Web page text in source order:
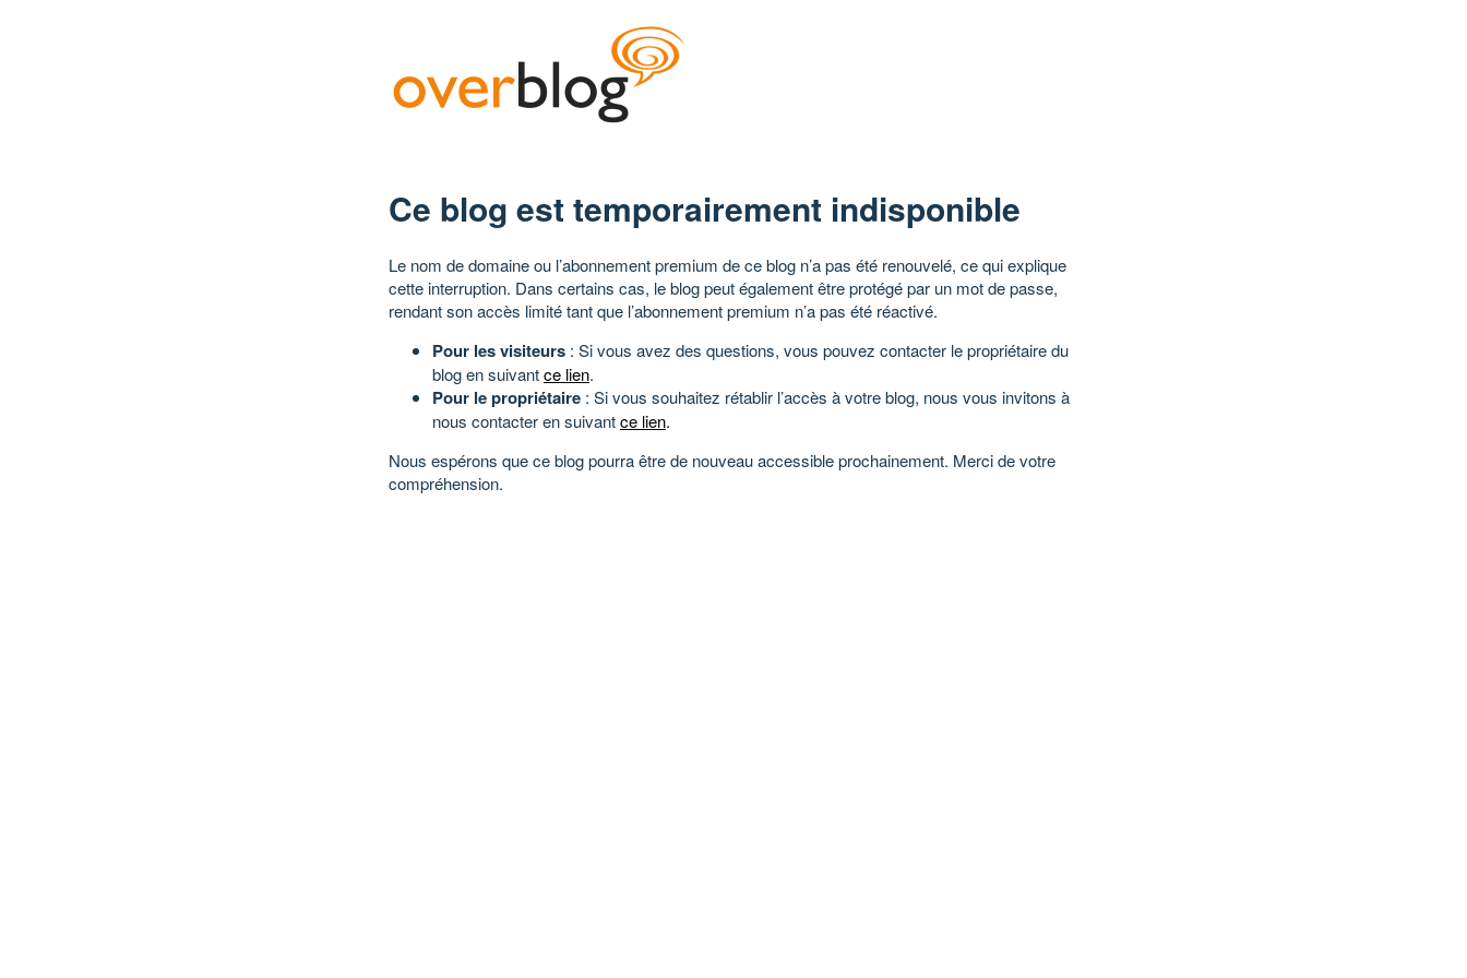
Ce blog est temporairement indisponible
Le nom de domaine ou l’abonnement premium de ce blog n’a pas été renouvelé, ce qui explique
cette interruption. Dans certains cas, le blog peut également être protégé par un mot de passe,
rendant son accès limité tant que l’abonnement premium n’a pas été réactivé.
Pour les visiteurs : Si vous avez des questions, vous pouvez contacter le propriétaire du
blog en suivantce lien.
Pour le propriétaire : Si vous souhaitez rétablir l’accès à votre blog, nous vous invitons à
nous contacter en suivantce lien.
Nous espérons que ce blog pourra être de nouveau accessible prochainement. Merci de votre
compréhension.